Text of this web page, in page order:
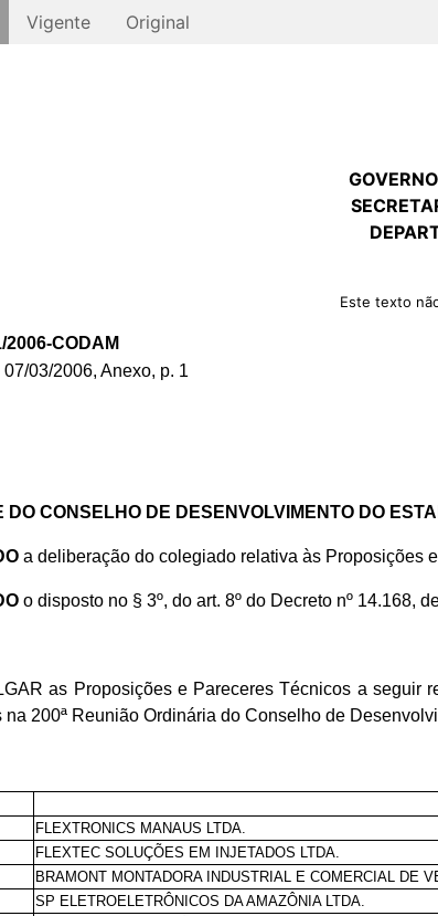
Vigente Original
Este texto
2006-CODAM
03/2006, Anexo, p. 1
DO CONSELHO DE DESENVOLVIMENTO DO
a deliberação do colegiado relativa às Proposições
o disposto no § 3º, do art. 8º do Decreto nº 14.168,
as Proposições e Pareceres Técnicos a seguir
200ª Reunião Ordinária do Conselho de
FLEXTRONICS MANAUS LTDA.
FLEXTEC SOLUÇÕES EM INJETADOS LTDA.
BRAMONT MONTADORA INDUSTRIAL E COMERCIAL DE
SP ELETROELETRÔNICOS DA AMAZÔNIA LTDA.